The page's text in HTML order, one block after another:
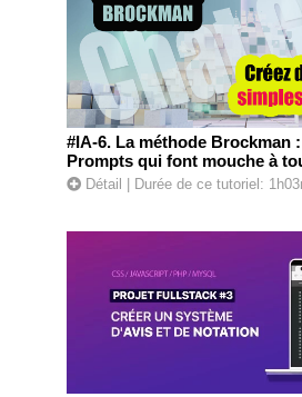
#IA-6. La méthode Brockman
Prompts qui font mouche à
Détail | Durée de ce tutoriel: